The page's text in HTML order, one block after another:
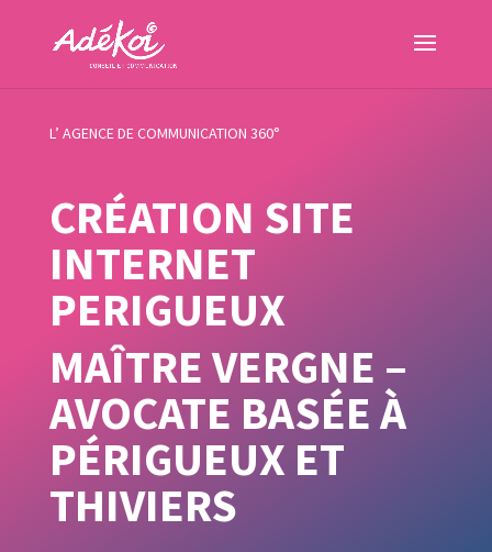
L’ AGENCE DE COMMUNICATION 360°
CRÉATION SITE
INTERNET
PERIGUEUX
MAÎTRE VERGNE –
AVOCATE BASÉE À
PÉRIGUEUX ET
THIVIERS